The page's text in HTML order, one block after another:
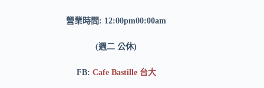
營業時間: 12:00pm00:00am
(週二 公休)
FB: Cafe Bastille 台大